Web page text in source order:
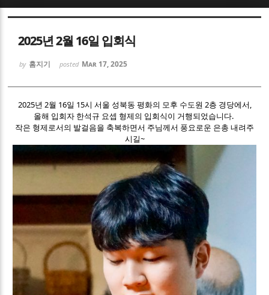
2025년 2월 16일 입회식
by 홈지기 posted Mar 17, 2025
2025년 2월 16일 15시 서울 성북동 평화의 모후 수도원 2층 경당에서,
올해 입회자 한석규 요셉 형제의 입회식이 거행되었습니다.
작은 형제로서의 발걸음을 축복하면서 주님께서 풍요로운 은총 내려주
시길~
Sketchbook5, 스케치북5
Sketchbook5, 스케치북5
Sketchbook5, 스케치북5
Sketchbook5, 스케치북5